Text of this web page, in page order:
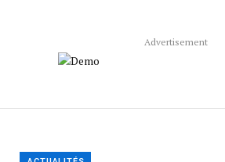
Advertisement